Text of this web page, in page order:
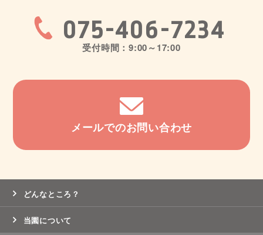
075-406-7234
受付時間：9:00～17:00
メールでのお問い合わせ
どんなところ？
当園について